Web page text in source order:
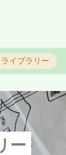
ライブラリー
ー